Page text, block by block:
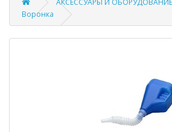
АКСЕССУАРЫ И ОБОРУДОВАНИЕ
Воронка